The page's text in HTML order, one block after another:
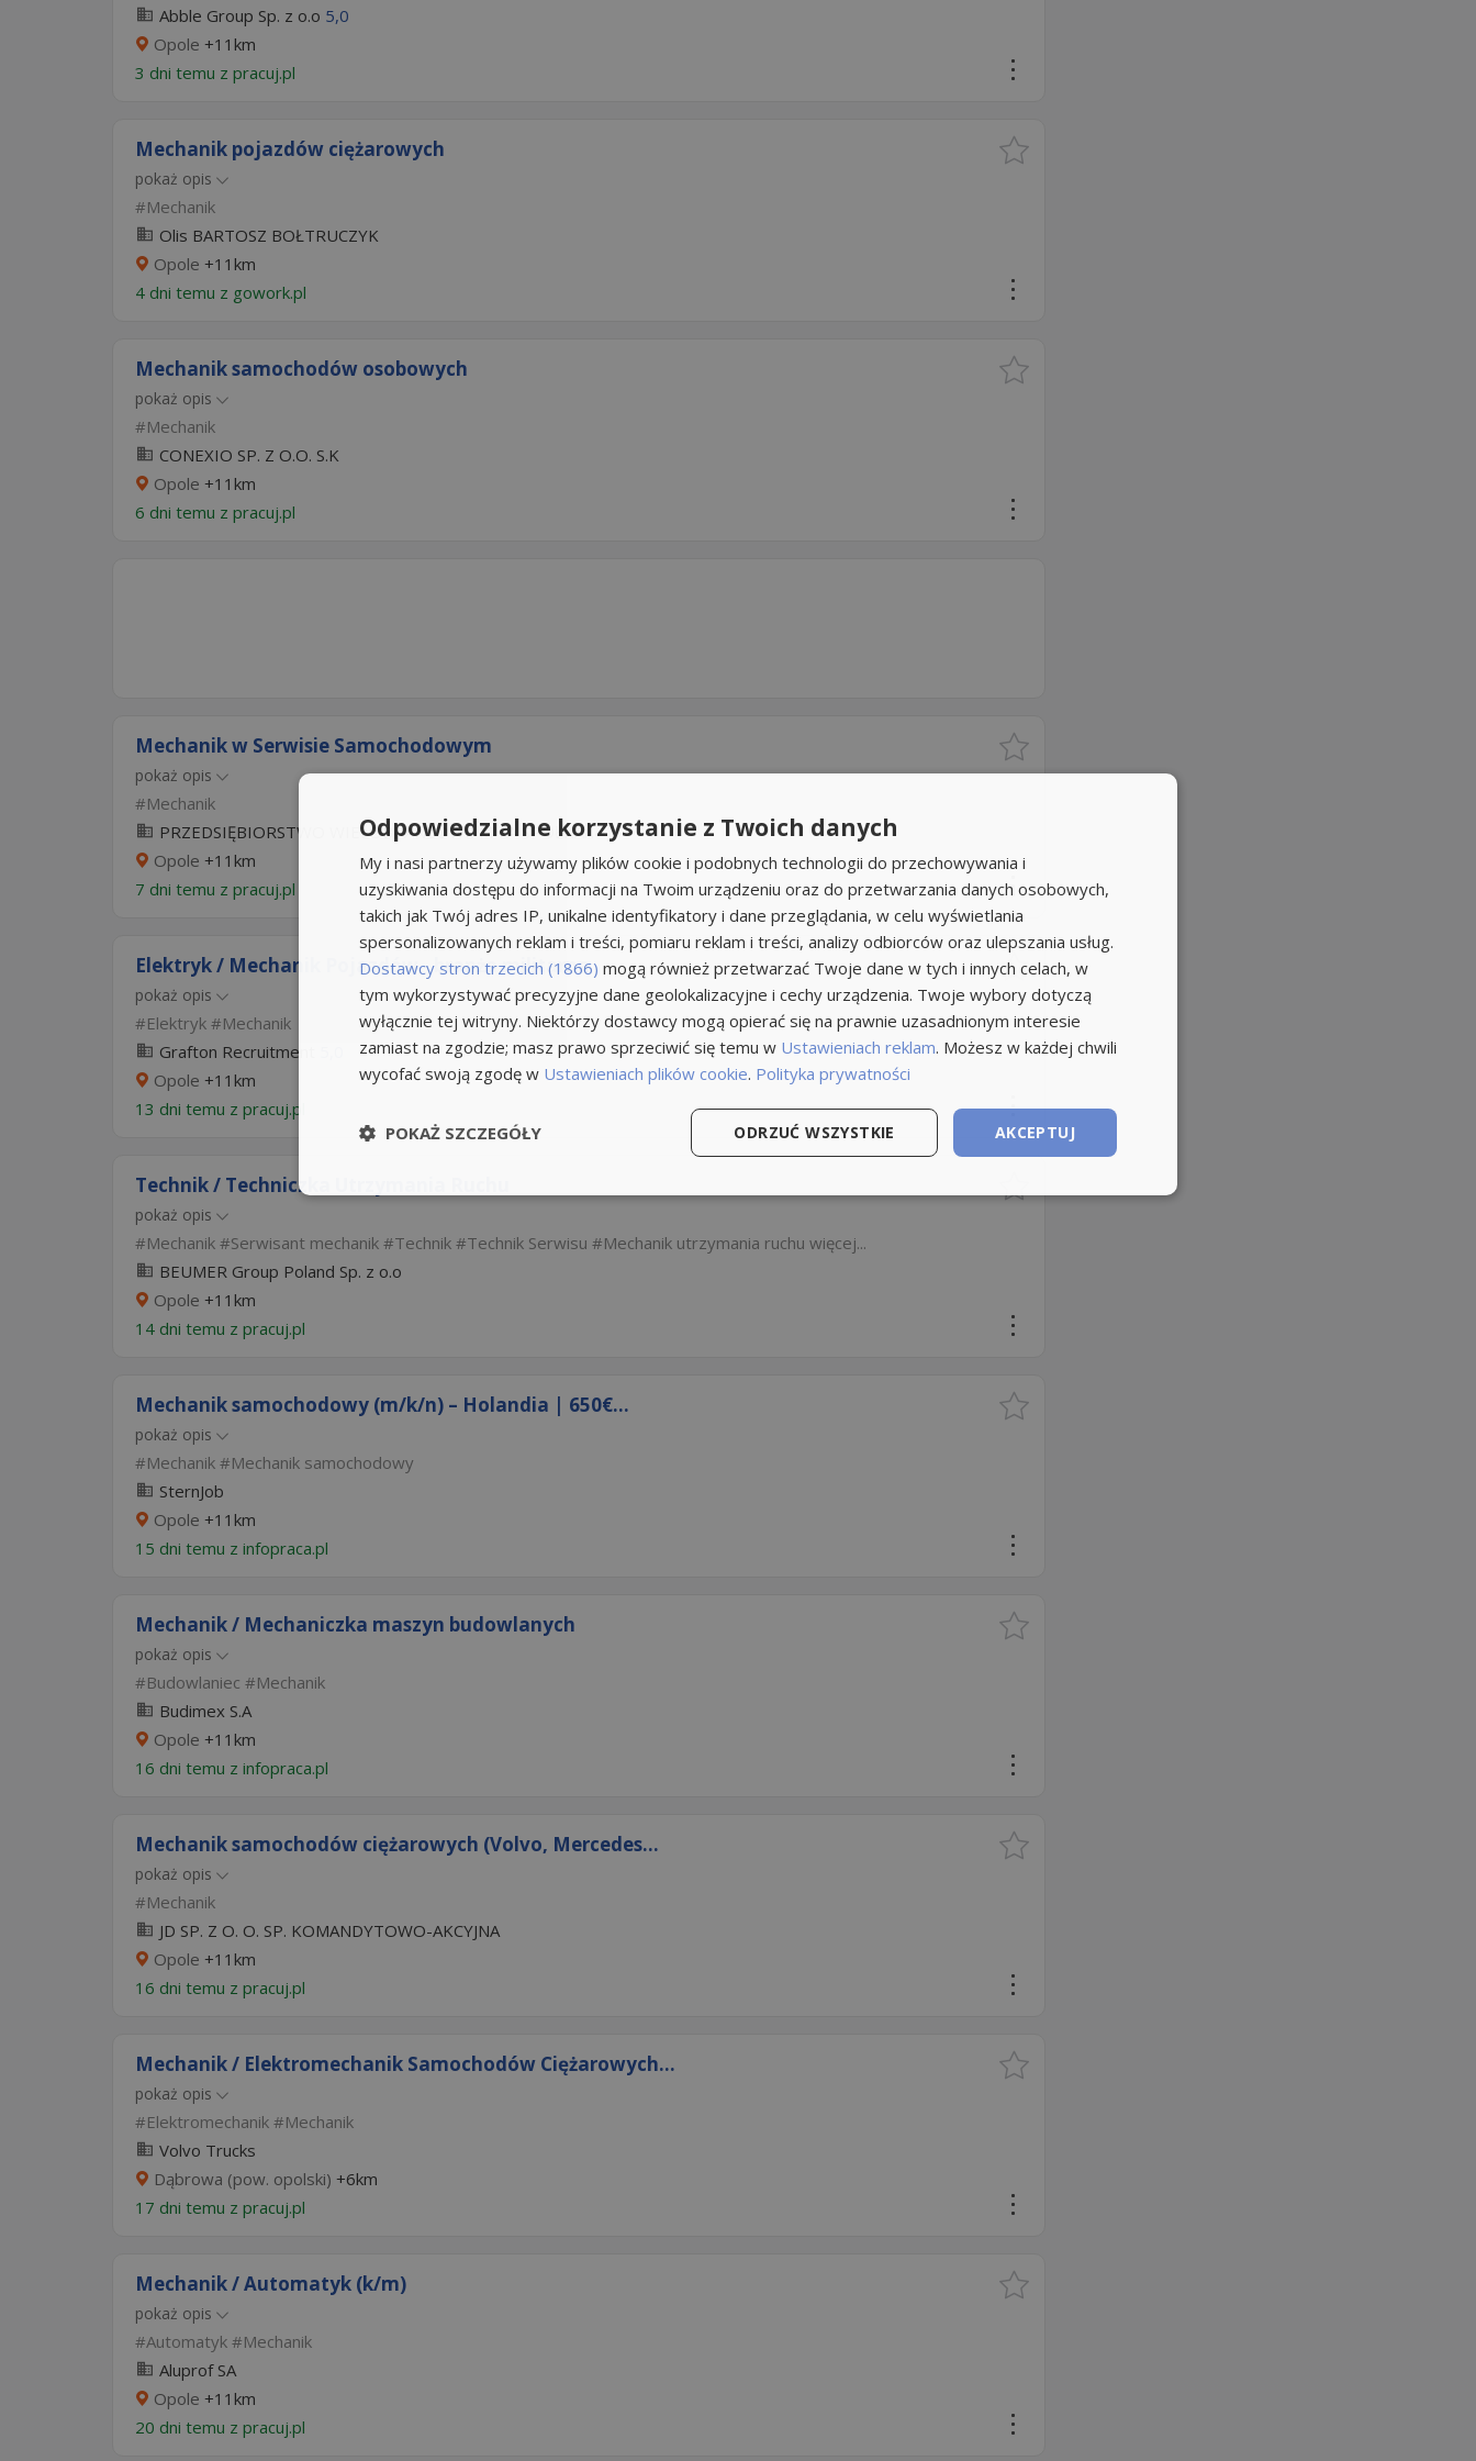
Abble Group Sp. z o.o 5,0
Opole +11km
3 dni temu z pracuj.pl
Mechanik pojazdów ciężarowych
pokaż opis
Mechanik
Olis BARTOSZ BOŁTRUCZYK
Opole +11km
4 dni temu z gowork.pl
Mechanik samochodów osobowych
pokaż opis
Mechanik
CONEXIO SP. Z O.O. S.K
Opole +11km
6 dni temu z pracuj.pl
Mechanik w Serwisie Samochodowym
pokaż opis
Mechanik
PRZEDSIĘBIORSTWO WIELOBRANŻOWE MILA SPÓŁKA...
Opole +11km
7 dni temu z pracuj.pl
Elektryk / Mechanik Pojazdów - branża militarna
pokaż opis
Elektryk
Mechanik
Grafton Recruitment
Opole +11km
13 dni temu z pracuj.pl
Technik / Techniczka Utrzymania Ruchu
pokaż opis
Mechanik Serwisant mechanik Technik Technik Serwisu Mechanik utrzymania ruchu więcej...
BEUMER Group Poland Sp. z o.o
Opole +11km
14 dni temu z pracuj.pl
Mechanik samochodowy (m/k/n) – Holandia | 650€...
pokaż opis
Mechanik
Mechanik samochodowy
SternJob
Opole +11km
15 dni temu z infopraca.pl
Mechanik / Mechaniczka maszyn budowlanych
pokaż opis
Budowlaniec
Mechanik
Budimex S.A
Opole +11km
16 dni temu z infopraca.pl
Mechanik samochodów ciężarowych (Volvo, Mercedes...
pokaż opis
Mechanik
JD SP. Z O. O. SP. KOMANDYTOWO-AKCYJNA
Opole +11km
16 dni temu z pracuj.pl
Mechanik / Elektromechanik Samochodów Ciężarowych...
pokaż opis
Elektromechanik
Mechanik
Volvo Trucks
Dąbrowa (pow. opolski) +6km
17 dni temu z pracuj.pl
Mechanik / Automatyk (k/m)
pokaż opis
Automatyk
Mechanik
Aluprof SA
Opole +11km
20 dni temu z pracuj.pl
Odpowiedzialne korzystanie z Twoich danych
My i nasi partnerzy używamy plików cookie i podobnych technologii do przechowywania i
uzyskiwania dostępu do informacji na Twoim urządzeniu oraz do przetwarzania danych osobowych,
takich jak Twój adres IP, unikalne identyfikatory i dane przeglądania, w celu wyświetlania
spersonalizowanych reklam i treści, pomiaru reklam i treści, analizy odbiorców oraz ulepszania usług.
Dostawcy stron trzecich (1866) mogą również przetwarzać Twoje dane w tych i innych celach, w
tym wykorzystywać precyzyjne dane geolokalizacyjne i cechy urządzenia. Twoje wybory dotyczą
wyłącznie tej witryny. Niektórzy dostawcy mogą opierać się na prawnie uzasadnionym interesie
zamiast na zgodzie; masz prawo sprzeciwić się temu w Ustawieniach reklam. Możesz w każdej chwili
wycofać swoją zgodę w Ustawieniach plików cookie. Polityka prywatności
AKCEPTUJ
ODRZUĆ WSZYSTKIE
POKAŻ SZCZEGÓŁY